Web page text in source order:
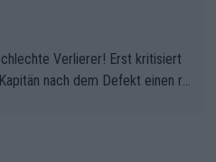
Verlierer! Erst kritisiert
nach dem Defekt einen ro